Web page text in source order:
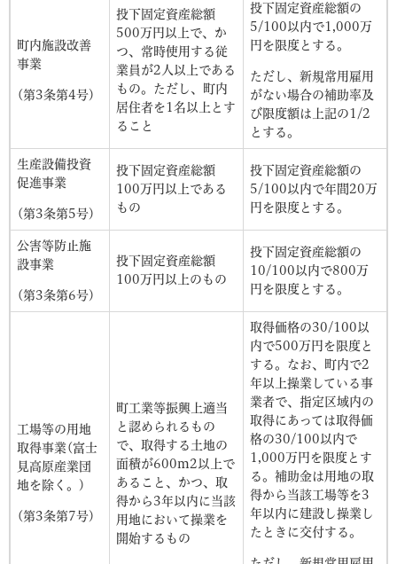
町内施設改善
事業
(第3条第4号)
投下固定資産総額
500万円以上で、か
つ、常時使用する従
業員が2人以上である
もの。ただし、町内
居住者を1名以上とす
ること
投下固定資産総額の
5/100以内で1,000万
円を限度とする。
ただし、新規常用雇用
がない場合の補助率及
び限度額は上記の1/2
とする。
生産設備投資
促進事業
(第3条第5号)
投下固定資産総額
100万円以上である
もの
投下固定資産総額の
5/100以内で年間20万
円を限度とする。
公害等防止施
設事業
(第3条第6号)
投下固定資産総額
100万円以上のもの
投下固定資産総額の
10/100以内で800万
円を限度とする。
工場等の用地
取得事業(富士
見高原産業団
地を除く。)
(第3条第7号)
町工業等振興上適当
と認められるもの
で、取得する土地の
面積が600m2以上で
あること、かつ、取
得から3年以内に当該
用地において操業を
開始するもの
取得価格の30/100以
内で500万円を限度と
する。なお、町内で2
年以上操業している事
業者で、指定区域内の
取得にあっては取得価
格の30/100以内で
1,000万円を限度とす
る。補助金は用地の取
得から当該工場等を3
年以内に建設し操業し
たときに交付する。